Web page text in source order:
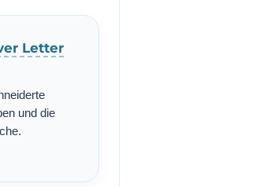
Letter
und die